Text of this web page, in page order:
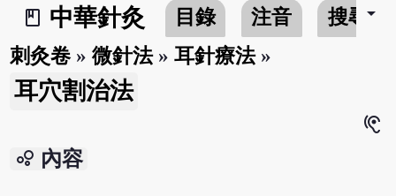
book_2
中華針灸 目錄 注音 搜尋arrow_drop_down
刺灸卷 »微針法»耳針療法»
耳穴割治法
hearing
bubble_chart 內容